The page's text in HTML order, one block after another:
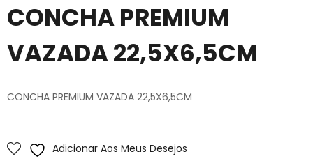
CONCHA PREMIUM
VAZADA 22,5X6,5CM
CONCHA PREMIUM VAZADA 22,5X6,5CM
Adicionar Aos Meus Desejos